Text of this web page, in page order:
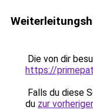
Die von dir
https://
Falls du diese
du zur